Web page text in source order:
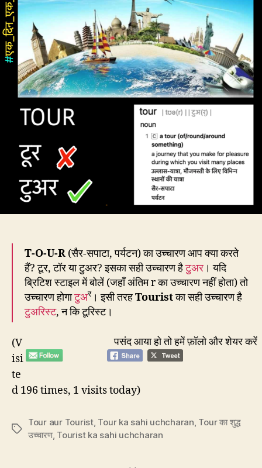
है
न
टूर
T-O-U-R (सैर-सपाटा, पर्यटन) का उच्चारण आप क्या करते
हैं? टूर, टॉर या टुअर? इसका सही उच्चारण हैटुअर । यदि
ब्रिटिश स्टाइल में बोलें (जहाँ अंतिम r का उच्चारण नहीं होता) तो
उच्चारण होगाटुअर। इसी तरहTouristका सही उच्चारण है
टुअरिस्ट, न कि टूरिस्ट।
पसंद आया हो तो हमें फ़ॉलो और शेयर करें
(V
isi
te
d 196 times, 1 visits today)
Tags
Tour aur Tourist, Tour ka sahi uchcharan, Tour का शुद्ध
उच्चारण, Tourist ka sahi uchcharan